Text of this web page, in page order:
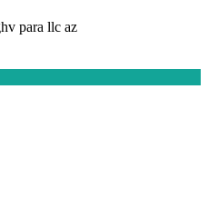
para llc az